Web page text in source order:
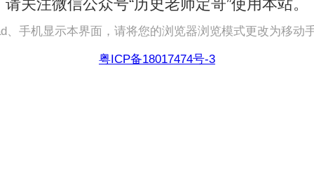
请关注微信公众号“历史老师定哥”使用本站。
、手机显示本界面，请将您的浏览器浏览模式更改为移动
粤ICP备18017474号-3